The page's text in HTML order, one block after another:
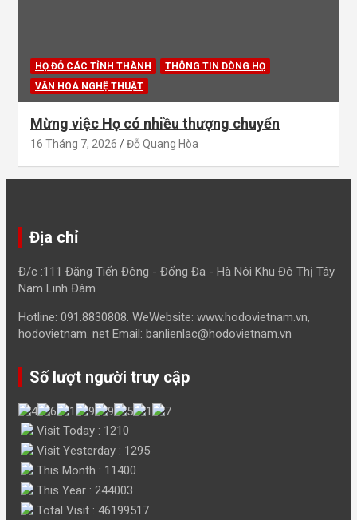
HỌ ĐỖ CÁC TỈNH THÀNH
THÔNG TIN DÒNG HỌ
VĂN HOÁ NGHỆ THUẬT
Mừng việc Họ có nhiều thượng chuyển
16 Tháng 7, 2026 Đỗ Quang Hòa
Địa chỉ
Đ/c :111 Đặng Tiến Đông - Đống Đa - Hà Nôi Khu Đô Thị Tây
Nam Linh Đàm
Hotline: 091.8830808. WeWebsite: www.hodovietnam.vn,
hodovietnam. net Email: banlienlac@hodovietnam.vn
Số lượt người truy cập
Visit Today : 1210
Visit Yesterday : 1295
This Month : 11400
This Year : 244003
Total Visit : 46199517